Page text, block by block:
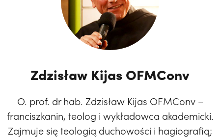
Zdzisław Kijas OFMConv
O. prof. dr hab. Zdzisław Kijas OFMConv –
franciszkanin, teolog i wykładowca akademicki.
Zajmuje się teologią duchowości i hagiografią;